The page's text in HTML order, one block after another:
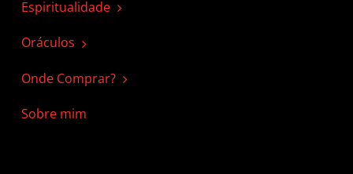
Espiritualidade
Oráculos
Onde Comprar?
Sobre mim